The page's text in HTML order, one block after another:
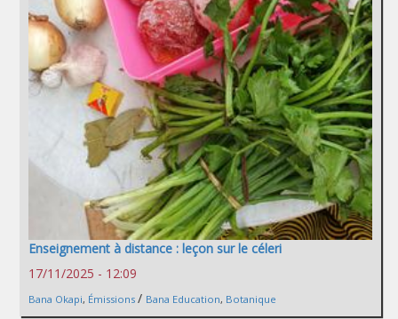
Enseignement à distance : leçon sur le céleri
17/11/2025 - 12:09
Bana Okapi, Émissions / Bana Education, Botanique